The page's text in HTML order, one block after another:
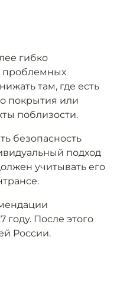
гибко
проблемных
там, где есть
покрытия или
поблизости.
безопасность
подход
учитывать его
году. После этого
России.